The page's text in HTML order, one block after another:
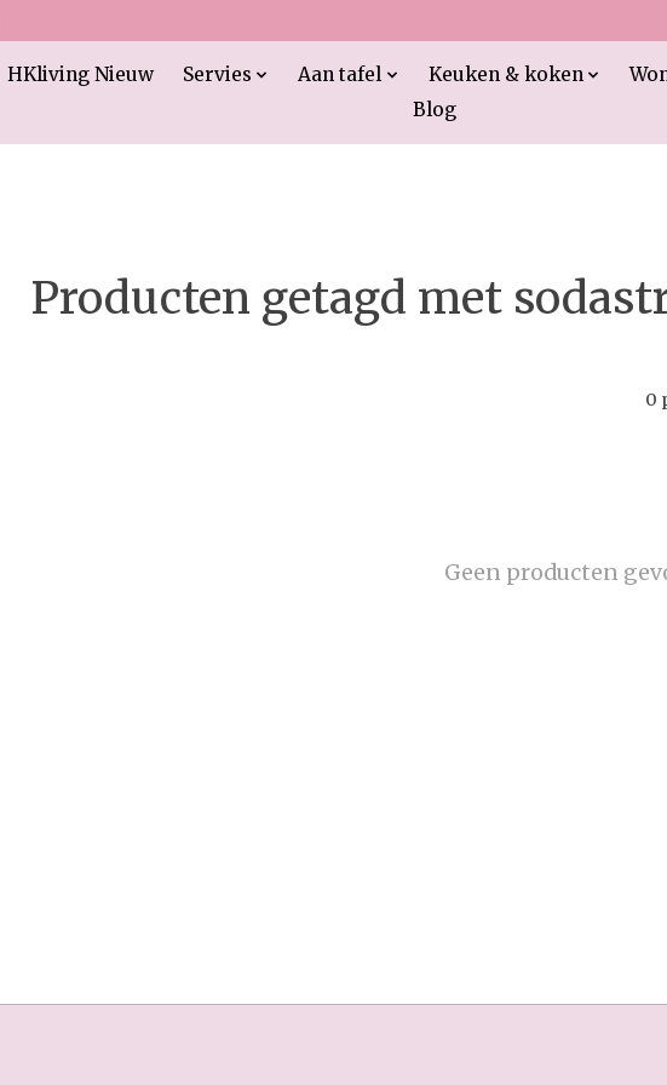
HKliving Nieuw Servies Aan tafel Keuken & koken
Blog
Producten getagd met
0
Geen producten